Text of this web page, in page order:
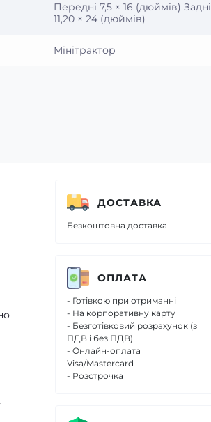
Передні 7,5 × 16 (дюймів) Задні
11,20 × 24 (дюймів)
Мінітрактор
ДОСТАВКА
Безкоштовна доставка
ОПЛАТА
- Готівкою при отриманні
- На корпоративну карту
- Безготівковий розрахунок (з
ПДВ і без ПДВ)
- Онлайн-оплата
Visa/Mastercard
- Розстрочка